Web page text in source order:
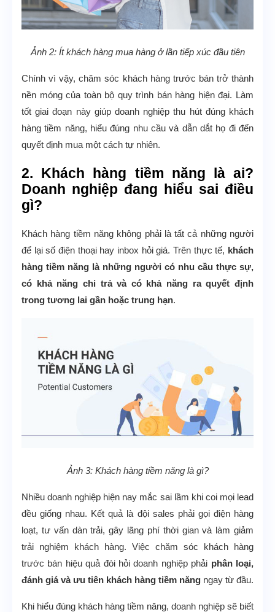
Ảnh 2: Ít khách hàng mua hàng ở lần tiếp xúc đầu tiên
Chính vì vậy, chăm sóc khách hàng trước bán trở thành
nền móng của toàn bộ quy trình bán hàng hiện đại. Làm
tốt giai đoạn này giúp doanh nghiệp thu hút đúng khách
hàng tiềm năng, hiểu đúng nhu cầu và dẫn dắt họ đi đến
quyết định mua một cách tự nhiên.
2. Khách hàng tiềm năng là ai?
Doanh nghiệp đang hiểu sai điều
gì?
Khách hàng tiềm năng không phải là tất cả những người
để lại số điện thoại hay inbox hỏi giá. Trên thực tế, khách
hàng tiềm năng là những người có nhu cầu thực sự,
có khả năng chi trả và có khả năng ra quyết định
trong tương lai gần hoặc trung hạn.
Ảnh 3: Khách hàng tiềm năng là gì?
Nhiều doanh nghiệp hiện nay mắc sai lầm khi coi mọi lead
đều giống nhau. Kết quả là đội sales phải gọi điện hàng
loạt, tư vấn dàn trải, gây lãng phí thời gian và làm giảm
trải nghiệm khách hàng. Việc chăm sóc khách hàng
trước bán hiệu quả đòi hỏi doanh nghiệp phải phân loại,
đánh giá và ưu tiên khách hàng tiềm năng ngay từ đầu.
Khi hiểu đúng khách hàng tiềm năng, doanh nghiệp sẽ biết